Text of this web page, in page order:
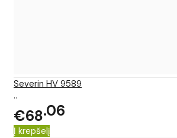
Severin HV 9589
..
€68 06
Į krepšelį